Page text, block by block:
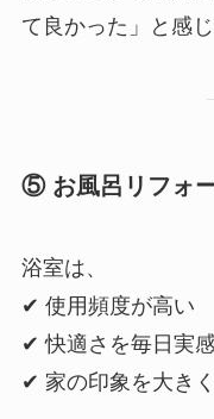
て良かった」と感
⑤ お風呂リフォ
浴室は、
✔ 使用頻度が高い
✔ 快適さを毎日実
✔ 家の印象を大き